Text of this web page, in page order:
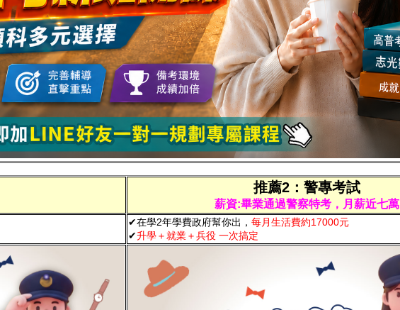
推薦2：警專考試
薪資:畢業通過警察特考，月薪近七萬
✔在學2年學費政府幫你出， 每月生活費約17000元
✔升學＋就業＋兵役 一次搞定